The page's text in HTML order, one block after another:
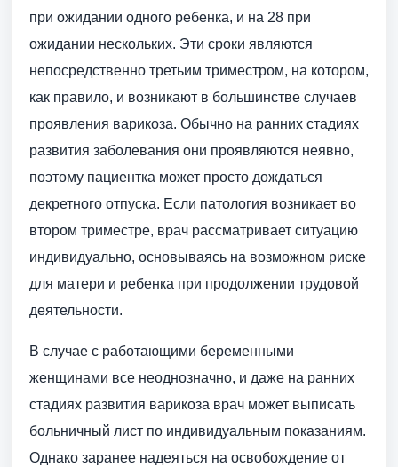
при ожидании одного ребенка, и на 28 при
ожидании нескольких. Эти сроки являются
непосредственно третьим триместром, на котором,
как правило, и возникают в большинстве случаев
проявления варикоза. Обычно на ранних стадиях
развития заболевания они проявляются неявно,
поэтому пациентка может просто дождаться
декретного отпуска. Если патология возникает во
втором триместре, врач рассматривает ситуацию
индивидуально, основываясь на возможном риске
для матери и ребенка при продолжении трудовой
деятельности.
В случае с работающими беременными
женщинами все неоднозначно, и даже на ранних
стадиях развития варикоза врач может выписать
больничный лист по индивидуальным показаниям.
Однако заранее надеяться на освобождение от